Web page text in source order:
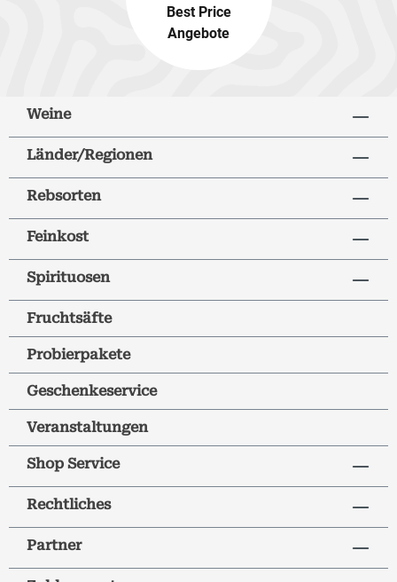
Best Price
Angebote
Weine
Länder/Regionen
Rebsorten
Feinkost
Spirituosen
Fruchtsäfte
Probierpakete
Geschenkeservice
Veranstaltungen
Shop Service
Rechtliches
Partner